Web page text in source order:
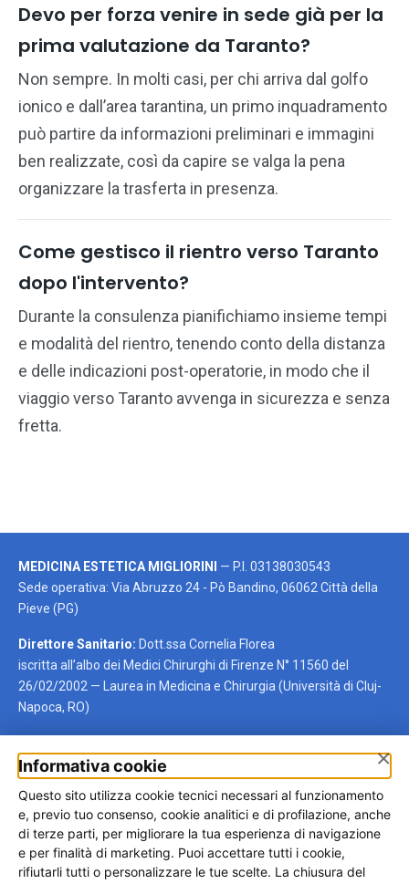
Devo per forza venire in sede già per la
prima valutazione da Taranto?
Non sempre. In molti casi, per chi arriva dal golfo
ionico e dall’area tarantina, un primo inquadramento
può partire da informazioni preliminari e immagini
ben realizzate, così da capire se valga la pena
organizzare la trasferta in presenza.
Come gestisco il rientro verso Taranto
dopo l'intervento?
Durante la consulenza pianifichiamo insieme tempi
e modalità del rientro, tenendo conto della distanza
e delle indicazioni post-operatorie, in modo che il
viaggio verso Taranto avvenga in sicurezza e senza
fretta.
MEDICINA ESTETICA MIGLIORINI
— P.I. 03138030543
Sede operativa: Via Abruzzo 24 - Pò Bandino, 06062 Città della
Pieve (PG)
Direttore Sanitario: Dott.ssa Cornelia Florea
iscritta all’albo dei Medici Chirurghi di Firenze N° 11560 del
26/02/2002 — Laurea in Medicina e Chirurgia (Università di Cluj-
Napoca, RO)
Autotrapianto per regione
Trova rapidamente la regione di tuo interesse oppure visita la
pagina generale dedicata all’autotrapianto di capelli.
Umbria Lazio Lombardia Toscana
×
Informativa cookie
Questo sito utilizza cookie tecnici necessari al funzionamento
e, previo tuo consenso, cookie analitici e di profilazione, anche
di terze parti, per migliorare la tua esperienza di navigazione
e per finalità di marketing. Puoi accettare tutti i cookie,
rifiutarli tutti o personalizzare le tue scelte. La chiusura del